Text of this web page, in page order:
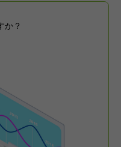
か？